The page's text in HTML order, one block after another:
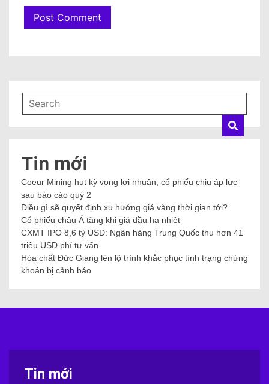
Tin mới
Coeur Mining hụt kỳ vọng lợi nhuận, cổ phiếu chịu áp lực
sau báo cáo quý 2
Điều gì sẽ quyết định xu hướng giá vàng thời gian tới?
Cổ phiếu châu Á tăng khi giá dầu hạ nhiệt
CXMT IPO 8,6 tỷ USD: Ngân hàng Trung Quốc thu hơn 41
triệu USD phí tư vấn
Hóa chất Đức Giang lên lộ trình khắc phục tình trạng chứng
khoán bị cảnh báo
Tin mới